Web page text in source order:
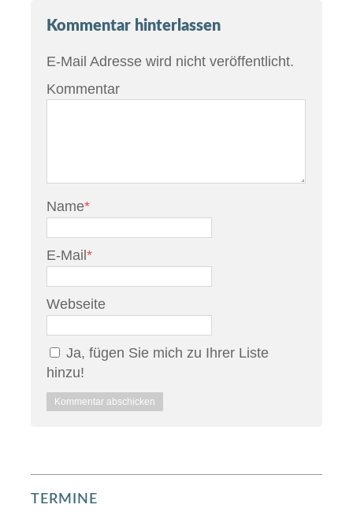
Kommentar hinterlassen
E-Mail Adresse wird nicht veröffentlicht.
Kommentar
Name*
E-Mail *
Webseite
Ja, fügen Sie mich zu Ihrer Liste
hinzu!
TERMINE